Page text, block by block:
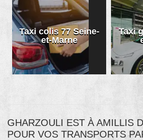
Seine-
Taxi gare 77 Seine-
et-Marne
GHARZOULI EST À AMILLIS
POUR VOS TRANSPORTS